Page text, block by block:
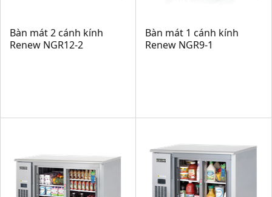
Bàn mát 2 cánh kính
Renew NGR12-2
Bàn mát 1 cánh kính
Renew NGR9-1